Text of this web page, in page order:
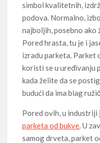
simbol kvalitetnih,
podova. Normalno,
najboljih, posebno
Pored hrasta, tu je i
izradu parketa. Parket
koristi se u uređivanju
kada želite da se
budući da ima blag
Pored ovih, u industriji
parketa od bukve. U
samog drveta, parket